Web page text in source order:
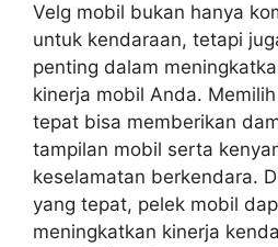
Velg mobil bukan hanya
untuk kendaraan, tetapi
penting dalam
kinerja mobil Anda.
tepat bisa memberikan
tampilan mobil serta
keselamatan berkendara.
yang tepat, pelek mobil
meningkatkan kinerja